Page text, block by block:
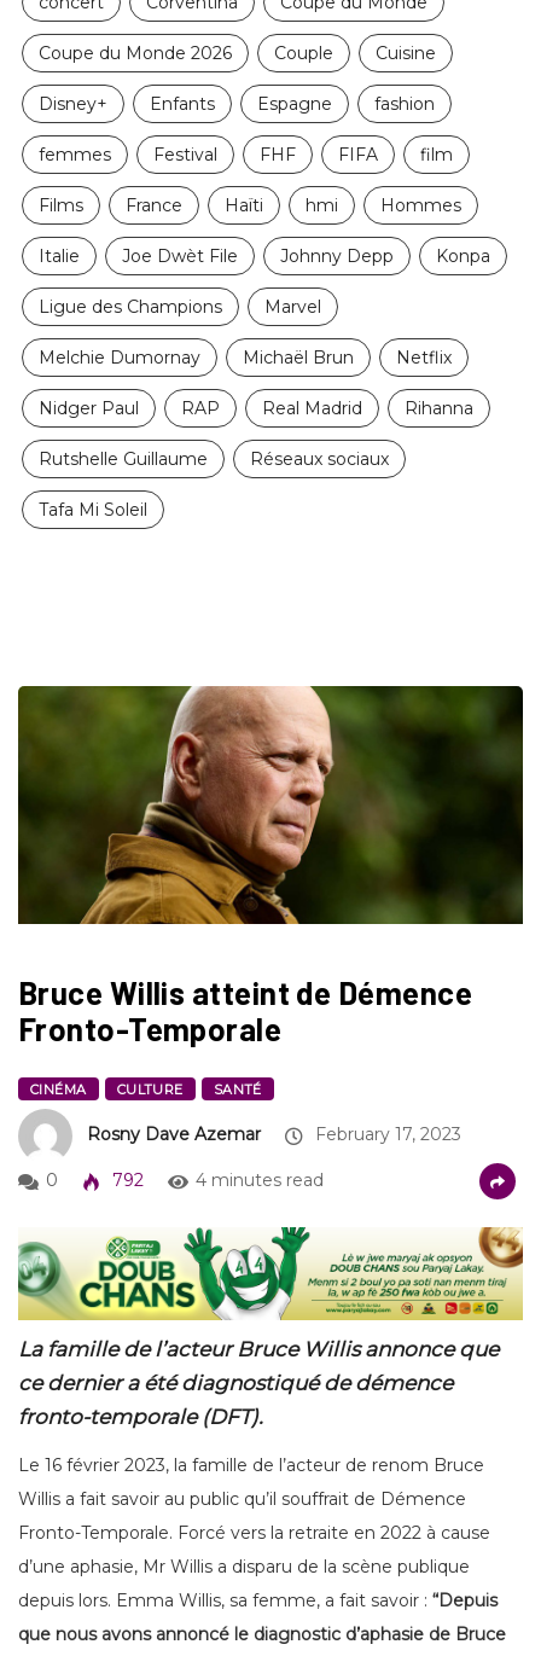
Coupe du Monde 2026 Couple Cuisine
Disney+ Enfants Espagne fashion
femmes Festival FHF FIFA film
Films France Haïti hmi Hommes
Italie Joe Dwèt File Johnny Depp Konpa
Ligue des Champions Marvel
Melchie Dumornay Michaël Brun Netflix
Nidger Paul RAP Real Madrid Rihanna
Rutshelle Guillaume Réseaux sociaux
Tafa Mi Soleil
Bruce Willis atteint de Démence
Fronto-Temporale
CINÉMA CULTURE SANTÉ
Rosny Dave Azemar February 17, 2023
0 792 4 minutes read
La famille de l’acteur Bruce Willis annonce que
ce dernier a été diagnostiqué de démence
fronto-temporale (DFT).
Le 16 février 2023, la famille de l’acteur de renom Bruce
Willis a fait savoir au public qu’il souffrait de Démence
Fronto-Temporale. Forcé vers la retraite en 2022 à cause
d’une aphasie, Mr Willis a disparu de la scène publique
depuis lors. Emma Willis, sa femme, a fait savoir : “Depuis
que nous avons annoncé le diagnostic d’aphasie de Bruce